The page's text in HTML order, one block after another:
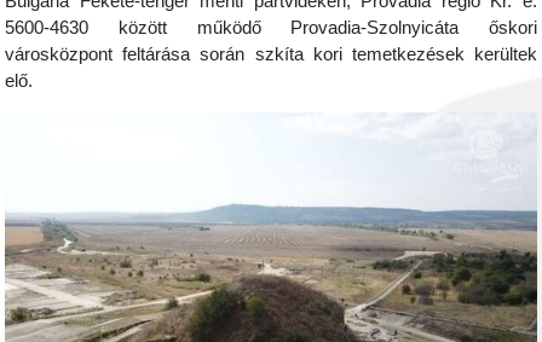
5600-4630 között működő Provadia-Szolnyicáta őskori
városközpont feltárása során szkíta kori temetkezések kerültek
elő.